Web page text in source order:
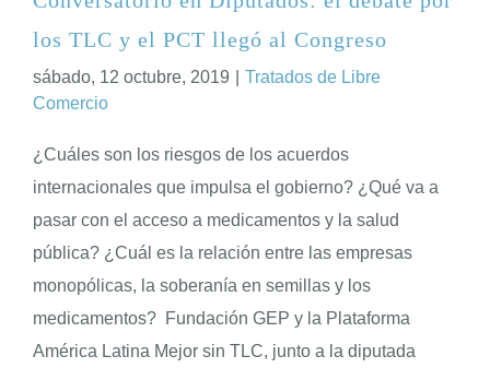
ENGLISH
los TLC y el PCT llegó al Congreso
sábado, 12 octubre, 2019
Tratados de Libre
Comercio
¿Cuáles son los riesgos de los acuerdos
internacionales que impulsa el gobierno? ¿Qué va a
pasar con el acceso a medicamentos y la salud
pública? ¿Cuál es la relación entre las empresas
monopólicas, la soberanía en semillas y los
medicamentos? Fundación GEP y la Plataforma
América Latina Mejor sin TLC, junto a la diputada